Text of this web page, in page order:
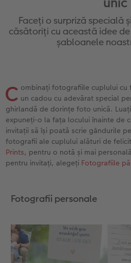
Exemplele
Cum
Nature Prints
Dimensiunea
Fotografii
Cutii cu fotografii
Set fotografii
Instant Foto
Sticker instant
Fotografie
Galerie foto
Baghete pentru
Hexxas
Fotografie pe
Colaje foto
Bandă foto
Fotografii retro
Lumea
Textile
Art Prints
Calendare foto
Povești CEWE
Idei cadouri
Călătorie
Nuntă
Absolvire
Faceți o surpriză specială
căsătoriți cu această idee
șabloanele
C ombinați fotografiile cuplului cu
un cadou cu adevărat special
ghirlandă de dorințe foto unică.
expuneți-o la fața locului înainte de
invitații să își poată scrie gândurile
fotografii ale cuplului alături de
Prints, pentru o notă și mai
pentru invitați, alegeți Fotografiile
Fotografii personale